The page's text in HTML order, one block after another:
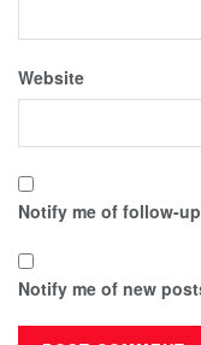
Website
Notify me of follow-
Notify me of new